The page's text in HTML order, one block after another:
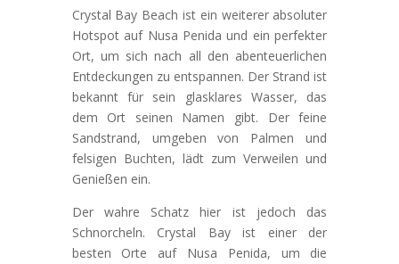
Crystal Bay Beach ist ein weiterer absoluter
Hotspot auf Nusa Penida und ein perfekter
Ort, um sich nach all den abenteuerlichen
Entdeckungen zu entspannen. Der Strand ist
bekannt für sein glasklares Wasser, das
dem Ort seinen Namen gibt. Der feine
Sandstrand, umgeben von Palmen und
felsigen Buchten, lädt zum Verweilen und
Genießen ein.
Der wahre Schatz hier ist jedoch das
Schnorcheln. Crystal Bay ist einer der
besten Orte auf Nusa Penida, um die